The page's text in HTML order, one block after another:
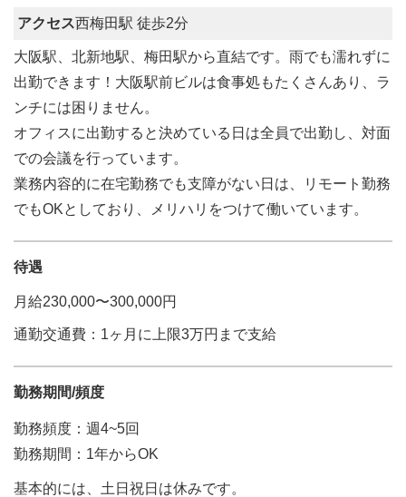
アクセス西梅田駅 徒歩2分
大阪駅、北新地駅、梅田駅から直結です。雨でも濡れずに
出勤できます！大阪駅前ビルは食事処もたくさんあり、ラ
ンチには困りません。
オフィスに出勤すると決めている日は全員で出勤し、対面
での会議を行っています。
業務内容的に在宅勤務でも支障がない日は、リモート勤務
でもOKとしており、メリハリをつけて働いています。
待遇
月給230,000〜300,000円
通勤交通費：1ヶ月に上限3万円まで支給
勤務期間/頻度
勤務頻度：週4~5回
勤務期間：1年からOK
基本的には、土日祝日は休みです。